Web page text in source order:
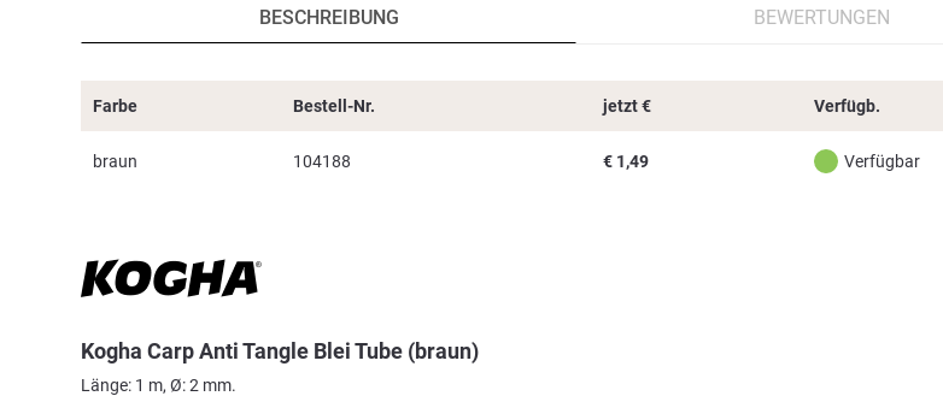
BESCHREIBUNG BEWERTUNGEN
Farbe Bestell-Nr. jetzt€ Verfügb.
braun 104188 € 1,49 Verfügbar
Kogha Carp Anti Tangle Blei Tube (braun)
Länge: 1 m, Ø: 2 mm.